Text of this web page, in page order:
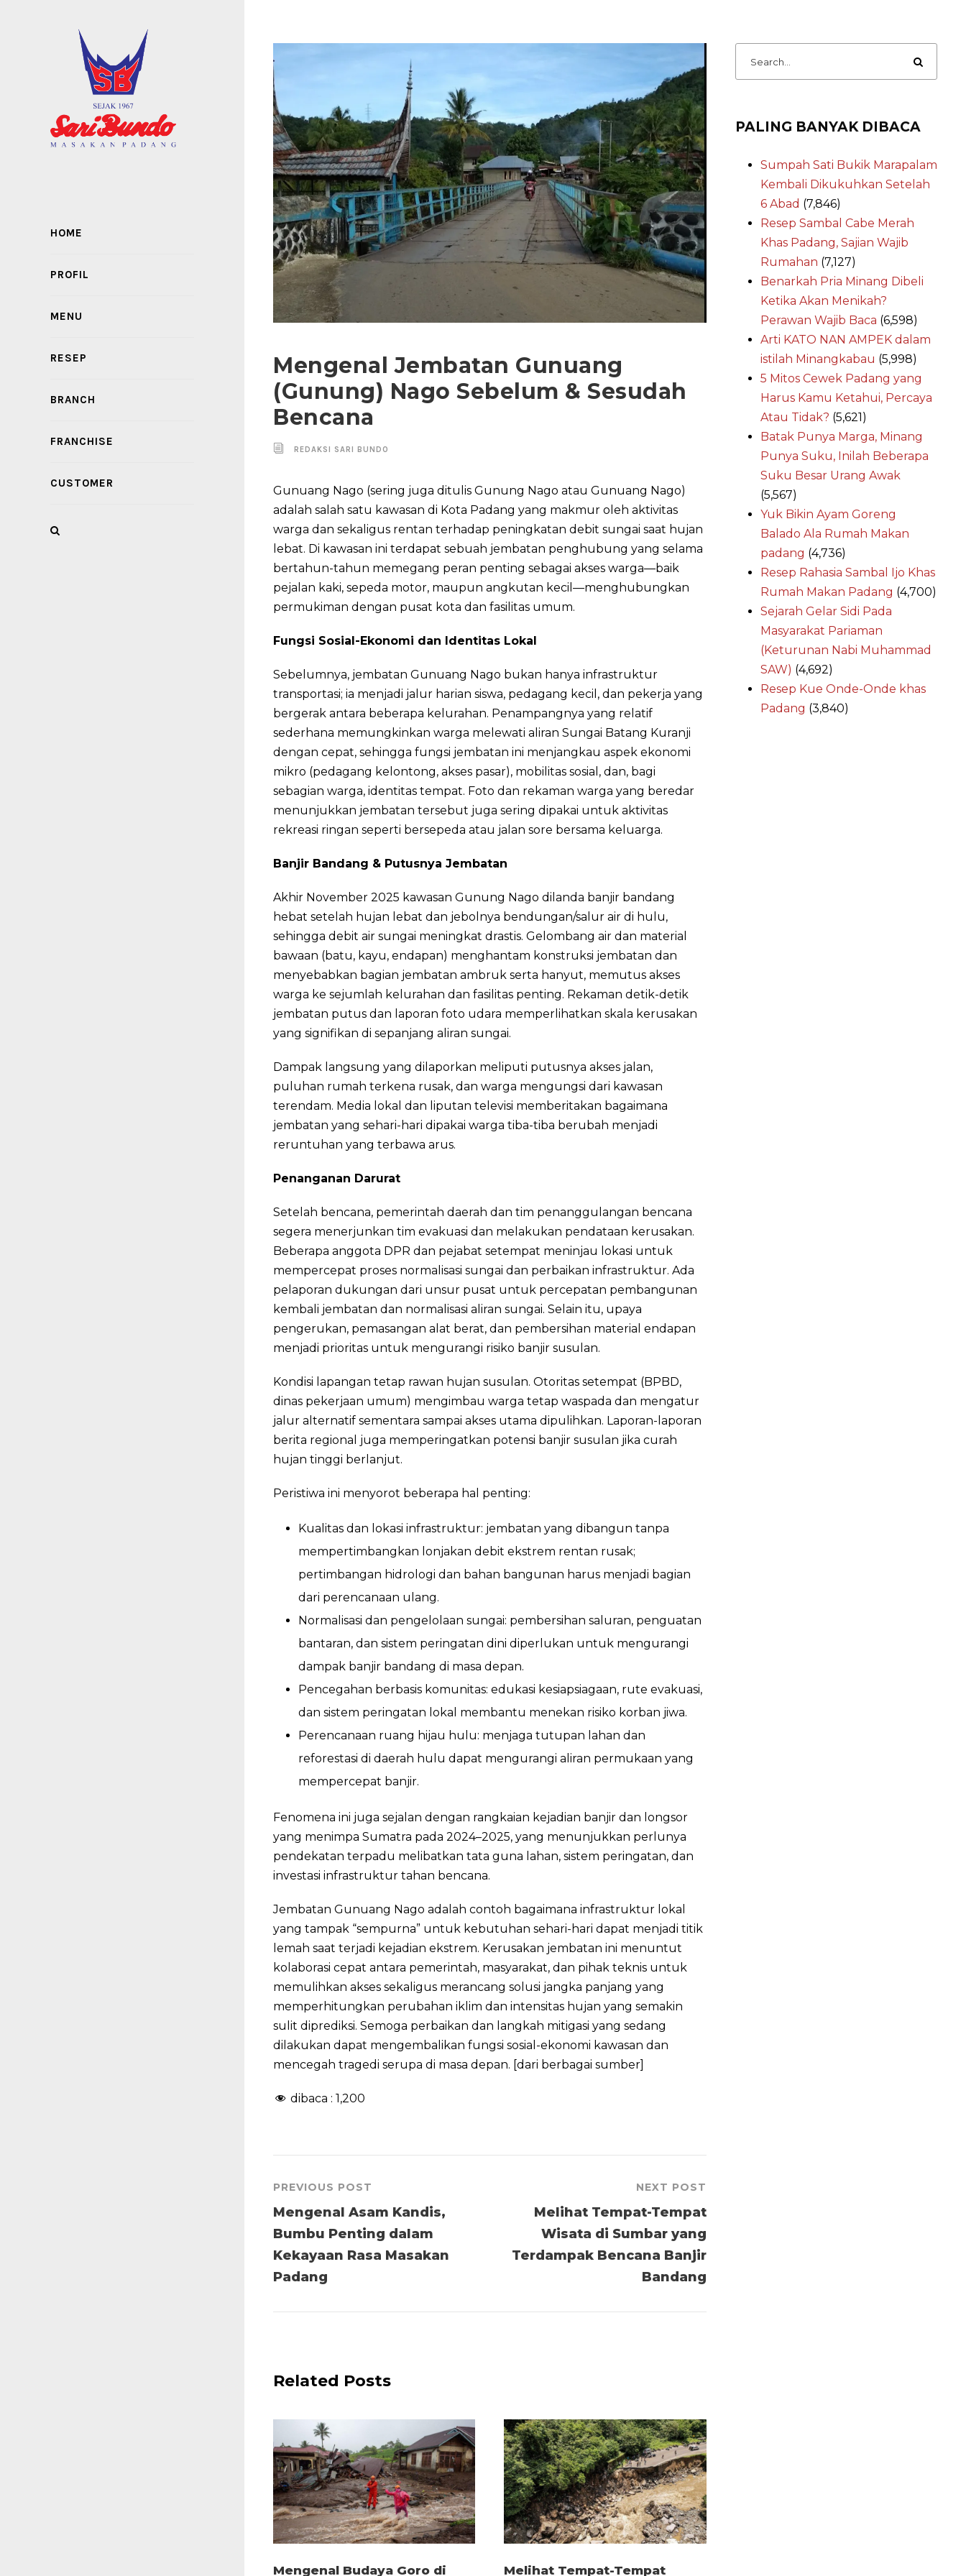
HOME
PROFIL
MENU
RESEP
BRANCH
FRANCHISE
CUSTOMER
Mengenal Jembatan Gunuang
(Gunung) Nago Sebelum & Sesudah
Bencana
REDAKSI SARI BUNDO
Gunuang Nago (sering juga ditulis Gunung Nago atau Gunuang Nago)
adalah salah satu kawasan di Kota Padang yang makmur oleh aktivitas
warga dan sekaligus rentan terhadap peningkatan debit sungai saat hujan
lebat. Di kawasan ini terdapat sebuah jembatan penghubung yang selama
bertahun-tahun memegang peran penting sebagai akses warga—baik
pejalan kaki, sepeda motor, maupun angkutan kecil—menghubungkan
permukiman dengan pusat kota dan fasilitas umum.
Fungsi Sosial-Ekonomi dan Identitas Lokal
Sebelumnya, jembatan Gunuang Nago bukan hanya infrastruktur
transportasi; ia menjadi jalur harian siswa, pedagang kecil, dan pekerja yang
bergerak antara beberapa kelurahan. Penampangnya yang relatif
sederhana memungkinkan warga melewati aliran Sungai Batang Kuranji
dengan cepat, sehingga fungsi jembatan ini menjangkau aspek ekonomi
mikro (pedagang kelontong, akses pasar), mobilitas sosial, dan, bagi
sebagian warga, identitas tempat. Foto dan rekaman warga yang beredar
menunjukkan jembatan tersebut juga sering dipakai untuk aktivitas
rekreasi ringan seperti bersepeda atau jalan sore bersama keluarga.
Banjir Bandang & Putusnya Jembatan
Akhir November 2025 kawasan Gunung Nago dilanda banjir bandang
hebat setelah hujan lebat dan jebolnya bendungan/salur air di hulu,
sehingga debit air sungai meningkat drastis. Gelombang air dan material
bawaan (batu, kayu, endapan) menghantam konstruksi jembatan dan
menyebabkan bagian jembatan ambruk serta hanyut, memutus akses
warga ke sejumlah kelurahan dan fasilitas penting. Rekaman detik-detik
jembatan putus dan laporan foto udara memperlihatkan skala kerusakan
yang signifikan di sepanjang aliran sungai.
Dampak langsung yang dilaporkan meliputi putusnya akses jalan,
puluhan rumah terkena rusak, dan warga mengungsi dari kawasan
terendam. Media lokal dan liputan televisi memberitakan bagaimana
jembatan yang sehari-hari dipakai warga tiba-tiba berubah menjadi
reruntuhan yang terbawa arus.
Penanganan Darurat
Setelah bencana, pemerintah daerah dan tim penanggulangan bencana
segera menerjunkan tim evakuasi dan melakukan pendataan kerusakan.
Beberapa anggota DPR dan pejabat setempat meninjau lokasi untuk
mempercepat proses normalisasi sungai dan perbaikan infrastruktur. Ada
pelaporan dukungan dari unsur pusat untuk percepatan pembangunan
kembali jembatan dan normalisasi aliran sungai. Selain itu, upaya
pengerukan, pemasangan alat berat, dan pembersihan material endapan
menjadi prioritas untuk mengurangi risiko banjir susulan.
Kondisi lapangan tetap rawan hujan susulan. Otoritas setempat (BPBD,
dinas pekerjaan umum) mengimbau warga tetap waspada dan mengatur
jalur alternatif sementara sampai akses utama dipulihkan. Laporan-laporan
berita regional juga memperingatkan potensi banjir susulan jika curah
hujan tinggi berlanjut.
Peristiwa ini menyorot beberapa hal penting:
Kualitas dan lokasi infrastruktur: jembatan yang dibangun tanpa
mempertimbangkan lonjakan debit ekstrem rentan rusak;
pertimbangan hidrologi dan bahan bangunan harus menjadi bagian
dari perencanaan ulang.
Normalisasi dan pengelolaan sungai: pembersihan saluran, penguatan
bantaran, dan sistem peringatan dini diperlukan untuk mengurangi
dampak banjir bandang di masa depan.
Pencegahan berbasis komunitas: edukasi kesiapsiagaan, rute evakuasi,
dan sistem peringatan lokal membantu menekan risiko korban jiwa.
Perencanaan ruang hijau hulu: menjaga tutupan lahan dan
reforestasi di daerah hulu dapat mengurangi aliran permukaan yang
mempercepat banjir.
Fenomena ini juga sejalan dengan rangkaian kejadian banjir dan longsor
yang menimpa Sumatra pada 2024–2025, yang menunjukkan perlunya
pendekatan terpadu melibatkan tata guna lahan, sistem peringatan, dan
investasi infrastruktur tahan bencana.
Jembatan Gunuang Nago adalah contoh bagaimana infrastruktur lokal
yang tampak “sempurna” untuk kebutuhan sehari-hari dapat menjadi titik
lemah saat terjadi kejadian ekstrem. Kerusakan jembatan ini menuntut
kolaborasi cepat antara pemerintah, masyarakat, dan pihak teknis untuk
memulihkan akses sekaligus merancang solusi jangka panjang yang
memperhitungkan perubahan iklim dan intensitas hujan yang semakin
sulit diprediksi. Semoga perbaikan dan langkah mitigasi yang sedang
dilakukan dapat mengembalikan fungsi sosial-ekonomi kawasan dan
mencegah tragedi serupa di masa depan. [dari berbagai sumber]
dibaca : 1,200
PREVIOUS POST
Mengenal Asam Kandis,
Bumbu Penting dalam
Kekayaan Rasa Masakan
Padang
NEXT POST
Melihat Tempat-Tempat
Wisata di Sumbar yang
Terdampak Bencana Banjir
Bandang
Related Posts
Mengenal Budaya Goro di Melihat Tempat-Tempat
PALING BANYAK DIBACA
Sumpah Sati Bukik Marapalam
Kembali Dikukuhkan Setelah
6 Abad (7,846)
Resep Sambal Cabe Merah
Khas Padang, Sajian Wajib
Rumahan (7,127)
Benarkah Pria Minang Dibeli
Ketika Akan Menikah?
Perawan Wajib Baca (6,598)
Arti KATO NAN AMPEK dalam
istilah Minangkabau (5,998)
5 Mitos Cewek Padang yang
Harus Kamu Ketahui, Percaya
Atau Tidak? (5,621)
Batak Punya Marga, Minang
Punya Suku, Inilah Beberapa
Suku Besar Urang Awak
(5,567)
Yuk Bikin Ayam Goreng
Balado Ala Rumah Makan
padang (4,736)
Resep Rahasia Sambal Ijo Khas
Rumah Makan Padang (4,700)
Sejarah Gelar Sidi Pada
Masyarakat Pariaman
(Keturunan Nabi Muhammad
SAW) (4,692)
Resep Kue Onde-Onde khas
Padang (3,840)